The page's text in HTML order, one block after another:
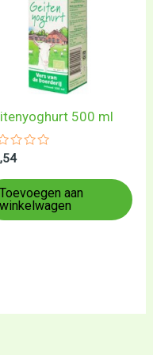
500 ml
Toevoegen aan
winkelwagen